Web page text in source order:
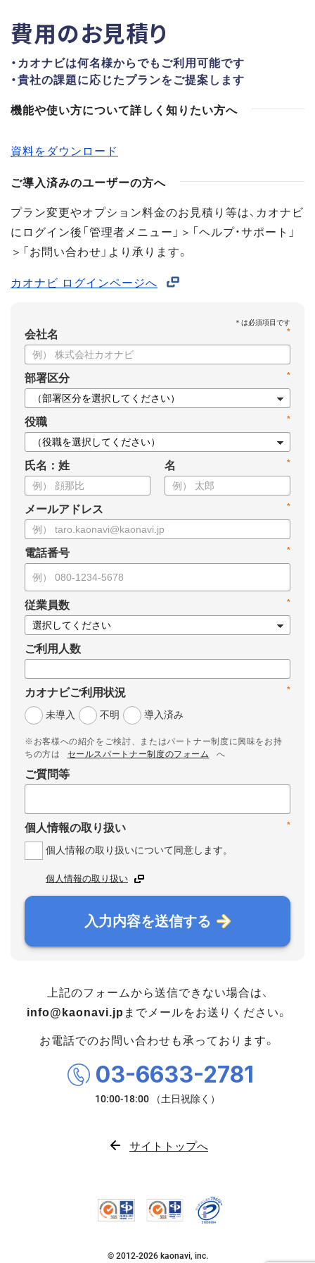
費用のお見積り
・カオナビは何名様からでもご利用可能です
・貴社の課題に応じたプランをご提案します
機能や使い方について詳しく知りたい方へ
資料をダウンロード
ご導入済みのユーザーの方へ
プラン変更やオプション料金のお見積り等は、カオナビ
にログイン後「管理者メニュー」＞「ヘルプ・サポート」
＞「お問い合わせ」より承ります。
カオナビ ログインページへ
*
会社名
*
部署区分
*
役職
氏名：姓 *
名
*
メールアドレス
*
電話番号
*
従業員数
ご利用人数
*
カオナビご利用状況
未導入
不明 導入済み
※お客様への紹介をご検討、またはパートナー制度に興味をお持
ちの方は
セールスパートナー制度のフォーム へ
ご質問等
*
個人情報の取り扱い
個人情報の取り扱いについて同意します。
個人情報の取り扱い
入力内容を送信する
上記のフォームから送信できない場合は、
info@kaonavi.jp までメールをお送りください。
お電話でのお問い合わせも承っております。
03-6633-2781
サイトトップへ
© 2012-2026kaonavi, inc.